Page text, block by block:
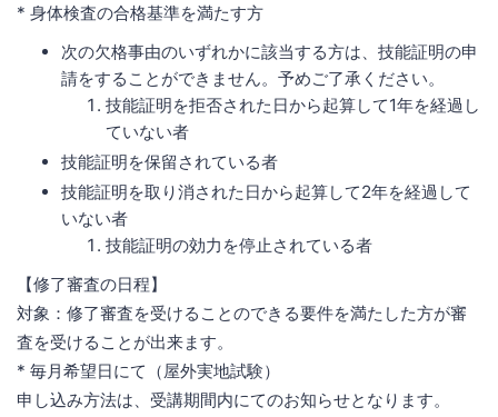
* 身体検査の合格基準を満たす方
次の欠格事由のいずれかに該当する方は、技能証明の申
請をすることができません。予めご了承ください。
技能証明を拒否された日から起算して1年を経過し
ていない者
技能証明を保留されている者
技能証明を取り消された日から起算して2年を経過して
いない者
技能証明の効力を停止されている者
【修了審査の日程】
対象：修了審査を受けることのできる要件を満たした方が審
査を受けることが出来ます。
* 毎月希望日にて（屋外実地試験）
申し込み方法は、受講期間内にてのお知らせとなります。